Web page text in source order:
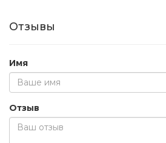
Отзывы
Имя
Отзыв